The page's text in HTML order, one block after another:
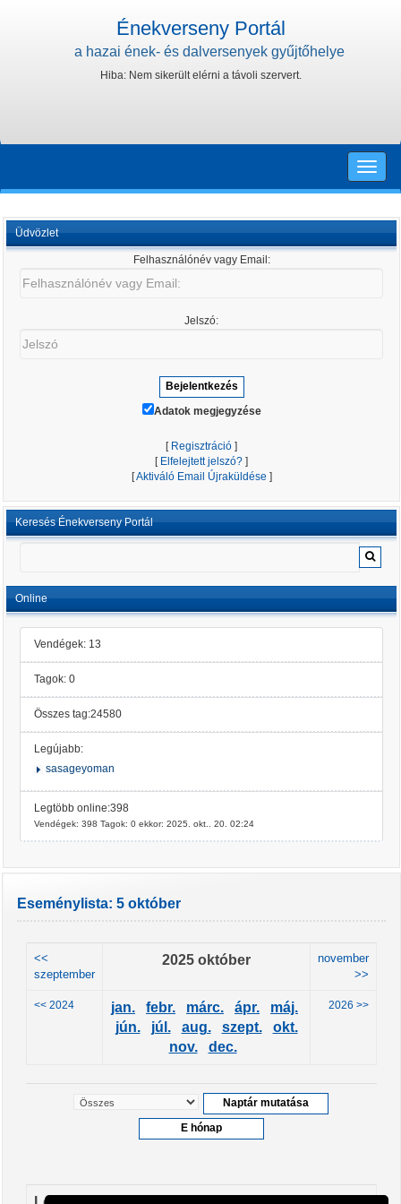
Énekverseny Portál
a hazai ének- és dalversenyek gyűjtőhelye
Hiba: Nem sikerült elérni a távoli szervert.
Toggle
Üdvözlet
Felhasználónév vagy Email:
Jelszó:
Adatok megjegyzése
[ Regisztráció ]
[ Elfelejtett jelszó? ]
[Aktiváló Email Újraküldése ]
Keresés Énekverseny Portál
Online
Vendégek: 13
Tagok: 0
Összes tag:24580
Legújabb:
sasageyoman
Legtöbb online:398
Vendégek: 398 Tagok: 0 ekkor: 2025. okt.. 20. 02:24
Eseménylista: 5 október
<<
szeptember
2025 október
november
>>
<< 2024 jan. febr. márc. ápr.
máj.
jún.
júl. aug. szept.
okt.
nov.
dec.
2026 >>